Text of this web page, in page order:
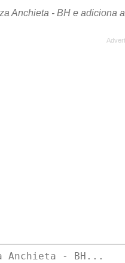
Anchieta - BH e adiciona a